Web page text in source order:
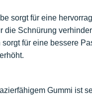
sorgt für eine
Schnürung
für eine bessere
Gummi ist